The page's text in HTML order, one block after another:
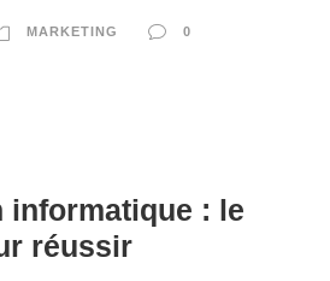
MARKETING 0
informatique : le
réussir